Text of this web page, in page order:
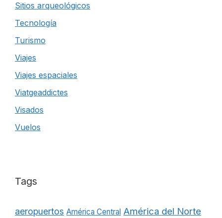
Sitios arqueológicos
Tecnología
Turismo
Viajes
Viajes espaciales
Viatgeaddictes
Visados
Vuelos
Tags
aeropuertos América Central América del Norte